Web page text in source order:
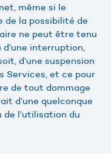
même si le
de la possibilité de
ne peut être tenu
interruption,
d’une suspension
Services, et ce pour
de tout dommage
d’une quelconque
l’utilisation du